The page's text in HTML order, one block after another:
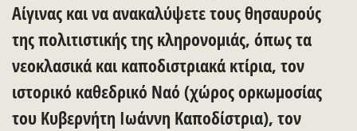
Αίγινας και να ανακαλύψετε τους θησαυρούς
της πολιτιστικής της κληρονομιάς, όπως τα
νεοκλασικά και καποδιστριακά κτίρια, τον
ιστορικό καθεδρικό Ναό (χώρος ορκωμοσίας
του Κυβερνήτη Ιωάννη Καποδίστρια), τον